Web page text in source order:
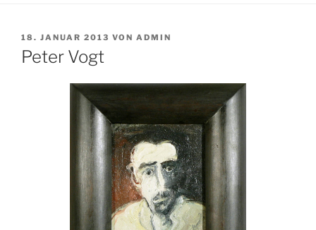
VERÖFFENTLICHT
AM
18. JANUAR 2013 VON ADMIN
Peter Vogt